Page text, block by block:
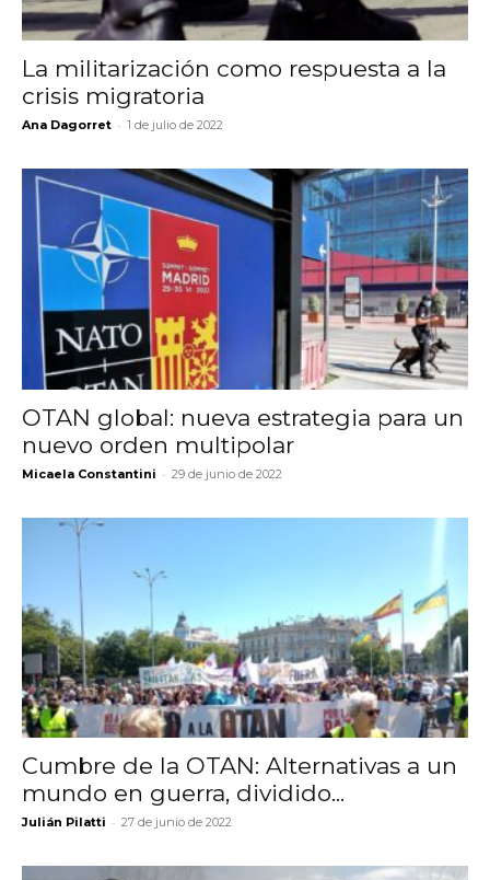
La militarización como respuesta a la
crisis migratoria
Ana Dagorret - 1 de julio de 2022
OTAN global: nueva estrategia para un
nuevo orden multipolar
Micaela Constantini - 29 de junio de 2022
Cumbre de la OTAN: Alternativas a un
mundo en guerra, dividido...
Julián Pilatti - 27 de junio de 2022